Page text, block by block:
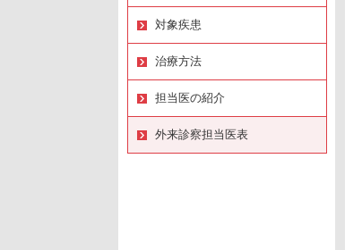
対象疾患
治療方法
担当医の紹介
外来診察担当医表